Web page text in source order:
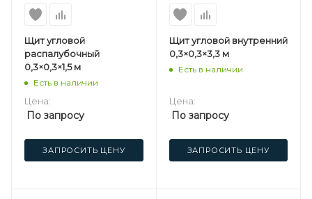
Щит угловой
распалубочный
0,3×0,3×1,5 м
Есть в наличии
Цена:
По запросу
ЗАПРОСИТЬ ЦЕНУ
Щит угловой внутренний
0,3×0,3×3,3 м
Есть в наличии
Цена:
По запросу
ЗАПРОСИТЬ ЦЕНУ